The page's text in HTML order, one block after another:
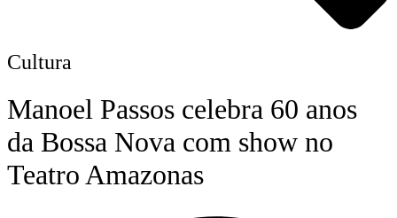
Cultura
Manoel Passos celebra 60 anos
da Bossa Nova com show no
Teatro Amazonas